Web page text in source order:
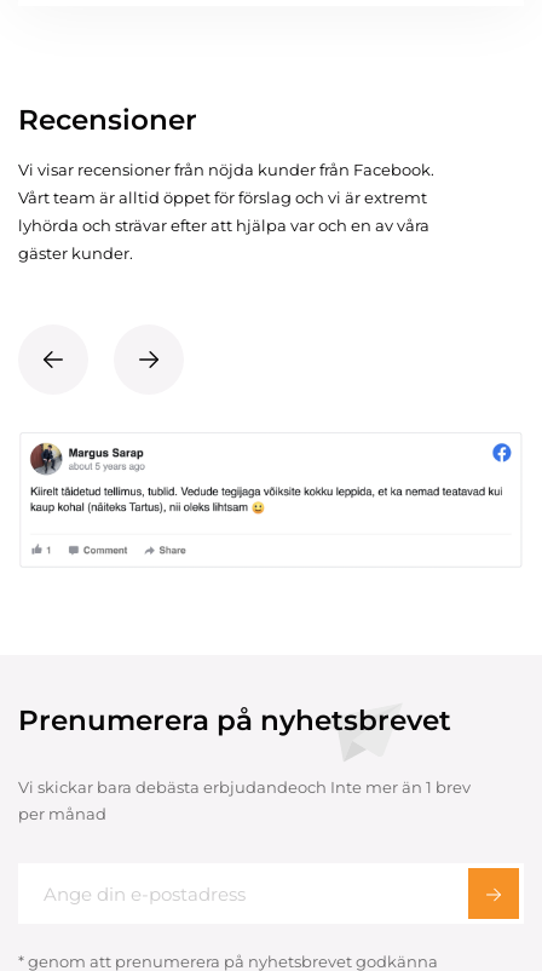
Recensioner
Vi visar recensioner från nöjda kunder från Facebook.
Vårt team är alltid öppet för förslag och vi är extremt
lyhörda och strävar efter att hjälpa var och en av våra
gäster kunder.
Prenumerera på nyhetsbrevet
Vi skickar bara debästa erbjudandeoch Inte mer än 1 brev
per månad
* genom att prenumerera på nyhetsbrevet godkänna